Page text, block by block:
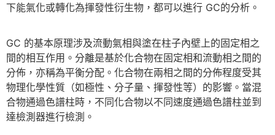
下能氣化或轉化為揮發性衍生物，都可以進行 GC的分析。
GC 的基本原理涉及流動氣相與塗在柱子內壁上的固定相之
間的相互作用。分離是基於化合物在固定相和流動相之間的
分佈，亦稱為平衡分配。化合物在兩相之間的分佈程度受其
物理化學性質（如極性、分子量、揮發性等）的影響。當混
合物通過色譜柱時，不同化合物以不同速度通過色譜柱並到
達檢測器進行檢測。